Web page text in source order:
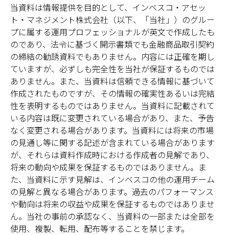
当資料は情報提供を目的として、インベスコ・アセッ
ト・マネジメント株式会社（以下、「当社」）のグルー
プに属する運用プロフェッショナルが英文で作成したも
のであり、法令に基づく開示書類でも金融商品取引契約
の締結の勧誘資料でもありません。内容には正確を期し
ていますが、必ずしも完全性を当社が保証するものでは
ありません。また、当資料は信頼できる情報に基づいて
作成されたものですが、その情報の確実性あるいは完結
性を表明するものではありません。当資料に記載されて
いる内容は既に変更されている場合があり、また、予告
なく変更される場合があります。当資料には将来の市場
の見通し等に関する記述が含まれている場合があります
が、それらは資料作成時における作成者の見解であり、
将来の動向や成果を保証するものではありません。ま
た、当資料に示す見解は、インベスコの他の運用チーム
の見解と異なる場合があります。過去のパフォーマンス
や動向は将来の収益や成果を保証するものではありませ
ん。当社の事前の承認なく、当資料の一部または全部を
使用、複製、転用、配布等することを禁じます。